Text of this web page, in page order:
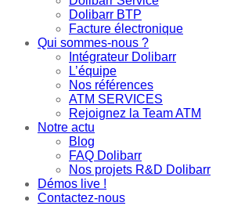
Dolibarr BTP
Facture électronique
Qui sommes-nous ?
Intégrateur Dolibarr
L’équipe
Nos références
ATM SERVICES
Rejoignez la Team ATM
Notre actu
Blog
FAQ Dolibarr
Nos projets R&D Dolibarr
Démos live !
Contactez-nous